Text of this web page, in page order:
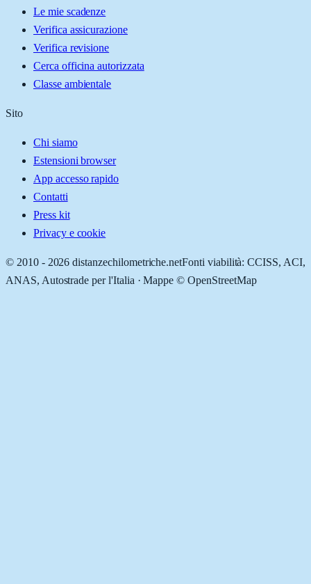
Le mie scadenze
Verifica assicurazione
Verifica revisione
Cerca officina autorizzata
Classe ambientale
Sito
Chi siamo
Estensioni browser
App accesso rapido
Contatti
Press kit
Privacy e cookie
© 2010 - 2026 distanzechilometriche.netFonti viabilità: CCISS, ACI,
ANAS, Autostrade per l'Italia · Mappe © OpenStreetMap